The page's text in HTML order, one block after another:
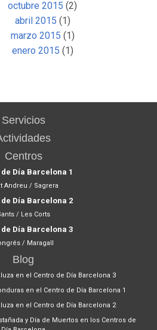
octubre 2015 (2)
abril 2015 (1)
marzo 2015 (1)
enero 2015 (1)
Servicios
Centros
Día Barcelona 1
Andreu / Sagrera
Día Barcelona 2
/ Les Corts
Día Barcelona 3
/ Maragall
Blog
en el Centro de Día Barcelona 3
en el Centro de Día Barcelona 1
en el Centro de Día Barcelona 2
y Día de Muertos en los Centros de